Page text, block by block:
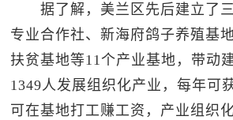
据了解，美兰区先后建立了三
专业合作社、新海府鸽子养殖基
扶贫基地等11个产业基地，带动
1349人发展组织化产业，每年可
可在基地打工赚工资，产业组织